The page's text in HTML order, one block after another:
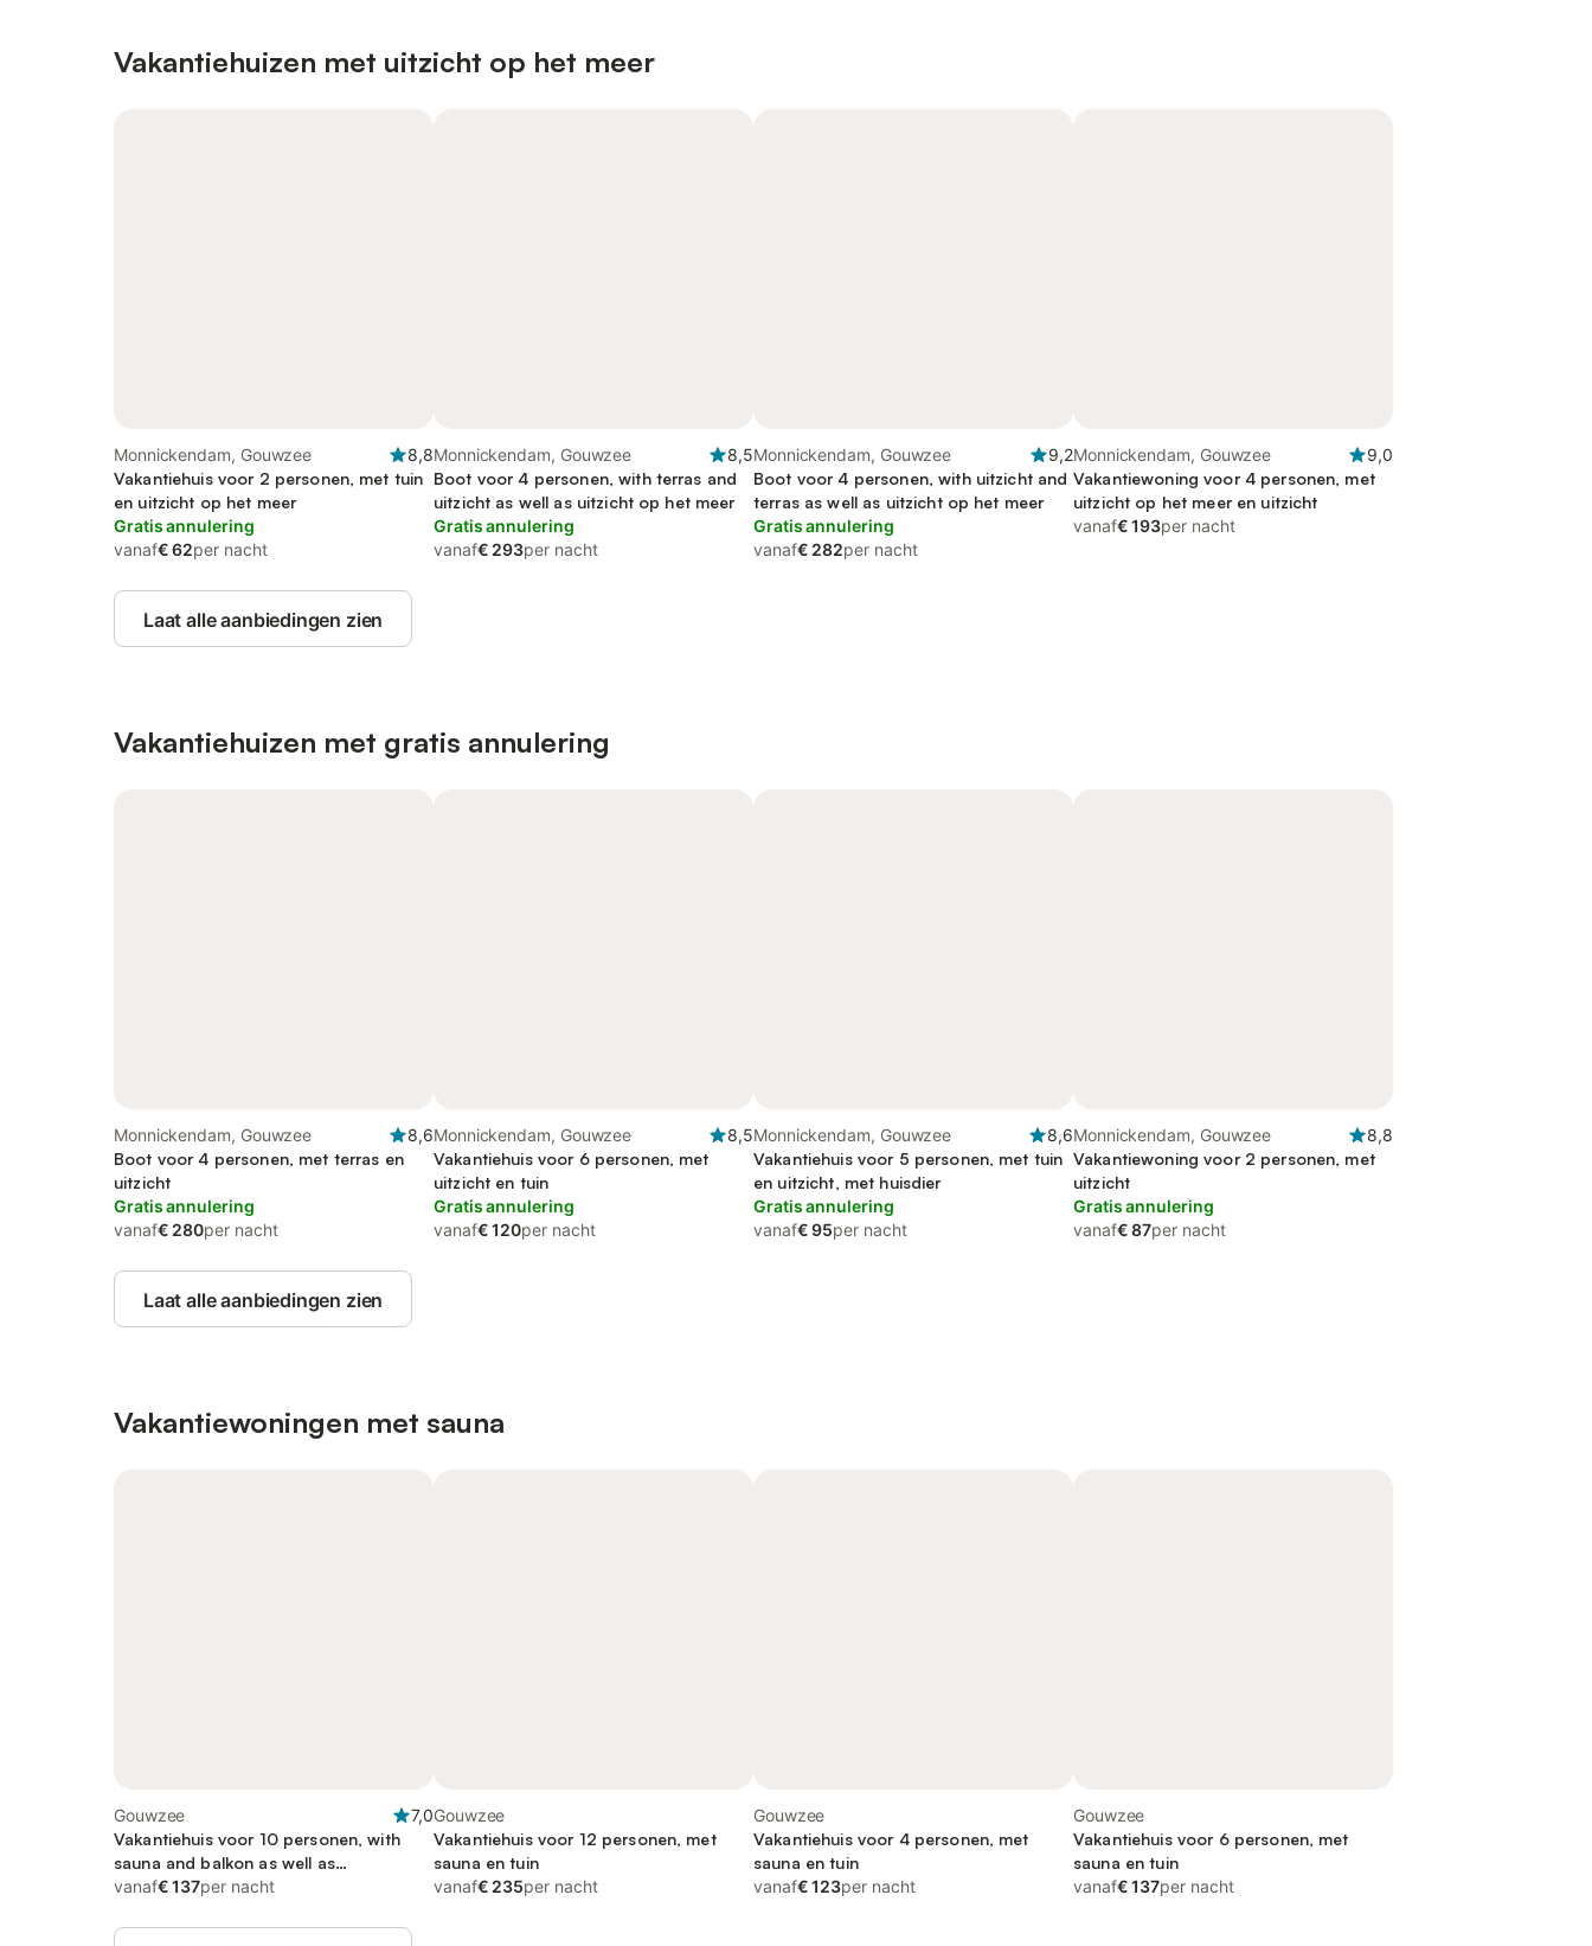
Vakantiehuizen met uitzicht op het meer
Monnickendam, Gouwzee
8,8
Vakantiehuis voor 2 personen, met tuin
en uitzicht op het meer
Gratis annulering
vanaf€ 62per nacht
Monnickendam, Gouwzee
8,5
Boot voor 4 personen, with terras and
uitzicht as well as uitzicht op het meer
Gratis annulering
vanaf€ 293per nacht
Monnickendam, Gouwzee
9,2
Boot voor 4 personen, with uitzicht and
terras as well as uitzicht op het meer
Gratis annulering
vanaf€ 282per nacht
Monnickendam, Gouwzee
9,0
Vakantiewoning voor 4 personen, met
uitzicht op het meer en uitzicht
vanaf€ 193per nacht
Laat alle aanbiedingen zien
Vakantiehuizen met gratis annulering
Monnickendam, Gouwzee
8,6
Boot voor 4 personen, met terras en
uitzicht
Gratis annulering
vanaf€ 280per nacht
Monnickendam, Gouwzee
8,5
Vakantiehuis voor 6 personen, met
uitzicht en tuin
Gratis annulering
vanaf€ 120per nacht
Monnickendam, Gouwzee
8,6
Vakantiehuis voor 5 personen, met tuin
en uitzicht, met huisdier
Gratis annulering
vanaf€ 95per nacht
Monnickendam, Gouwzee
8,8
Vakantiewoning voor 2 personen, met
uitzicht
Gratis annulering
vanaf€ 87per nacht
Laat alle aanbiedingen zien
Vakantiewoningen met sauna
Gouwzee
7,0
Vakantiehuis voor 10 personen, with
sauna and balkon as well as
balkon/terras
vanaf€ 137per nacht
Gouwzee
Vakantiehuis voor 12 personen, met
sauna en tuin
vanaf€ 235per nacht
Gouwzee
Vakantiehuis voor 4 personen, met
sauna en tuin
vanaf€ 123per nacht
Gouwzee
Vakantiehuis voor 6 personen, met
sauna en tuin
vanaf€ 137per nacht